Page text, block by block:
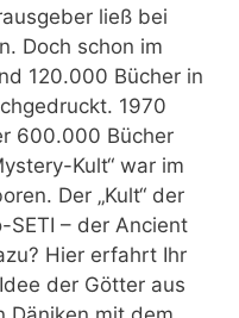
ließ bei
Doch schon im
120.000 Bücher in
1970
600.000 Bücher
Kult“ war im
Der „Kult“ der
– der Ancient
Hier erfahrt Ihr
der Götter aus